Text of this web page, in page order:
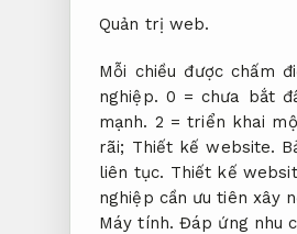
Quản trị web.
Mỗi chiều được chấm
nghiệp. 0 = chưa bắt
mạnh. 2 = triển khai
rãi; Thiết kế website.
liên tục. Thiết kế
nghiệp cần ưu tiên xây
Máy tính. Đáp ứng nhu